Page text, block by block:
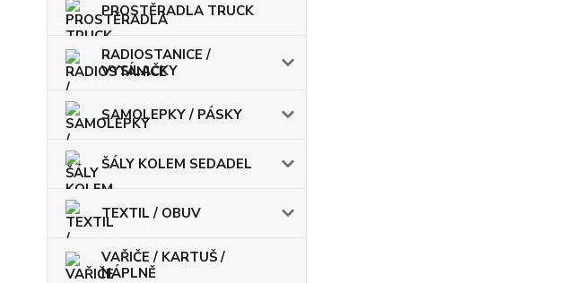
PROSTĚRADLA TRUCK
RADIOSTANICE /
VYSÍLAČKY
SAMOLEPKY / PÁSKY
ŠÁLY KOLEM SEDADEL
TEXTIL / OBUV
VAŘIČE / KARTUŠ /
NÁPLNĚ